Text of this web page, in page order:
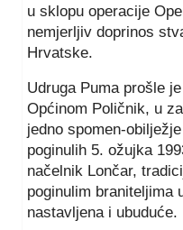
u sklopu operacije
nemjerljiv doprinos
Hrvatske.
Udruga Puma prošle
Općinom Poličnik, u
jedno spomen-
poginulih 5. ožujka
načelnik Lončar,
poginulim braniteljima
nastavljena i ubuduće.